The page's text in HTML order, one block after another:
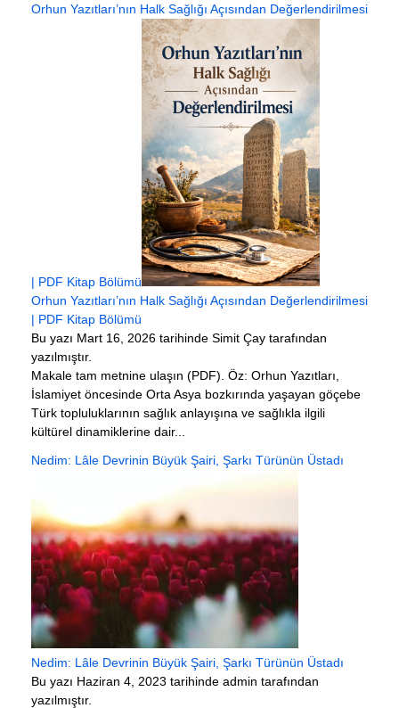
Orhun Yazıtları’nın Halk Sağlığı Açısından Değerlendirilmesi
| PDF Kitap Bölümü
Orhun Yazıtları’nın Halk Sağlığı Açısından Değerlendirilmesi
| PDF Kitap Bölümü
Bu yazı Mart 16, 2026 tarihinde Simit Çay tarafından
yazılmıştır.
Makale tam metnine ulaşın (PDF). Öz: Orhun Yazıtları,
İslamiyet öncesinde Orta Asya bozkırında yaşayan göçebe
Türk topluluklarının sağlık anlayışına ve sağlıkla ilgili
kültürel dinamiklerine dair...
Nedim: Lâle Devrinin Büyük Şairi, Şarkı Türünün Üstadı
Nedim: Lâle Devrinin Büyük Şairi, Şarkı Türünün Üstadı
Bu yazı Haziran 4, 2023 tarihinde admin tarafından
yazılmıştır.